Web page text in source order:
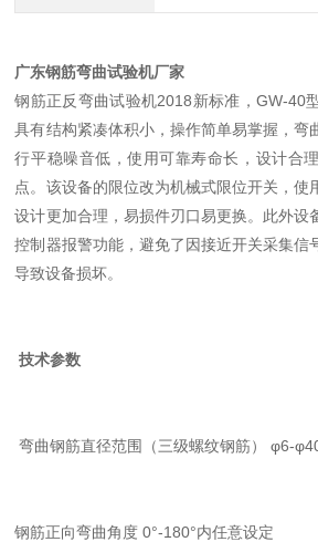
广东钢筋弯曲试验机厂家
钢筋正反弯曲试验机2018新标准， GW-40
具有结构紧凑体积小，操作简单易掌握，弯
行平稳噪音低，使用可靠寿命长，设计合
点。该设备的限位改为机械式限位开关，使
设计更加合理，易损件刃口易更换。此外设
控制器报警功能，避免了因接近开关采集信
导致设备损坏。
技术参数
弯曲钢筋直径范围（三级螺纹钢筋） φ6-φ
钢筋正向弯曲角度 0°-180°内任意设定